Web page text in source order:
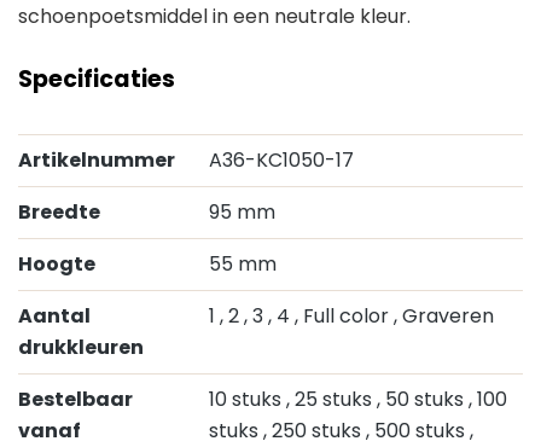
schoenpoetsmiddel in een neutrale kleur.
Specificaties
Artikelnummer
A36-KC1050-17
Breedte
95 mm
Hoogte
55 mm
Aantal
drukkleuren
1 , 2, 3, 4 , Full color, Graveren
Bestelbaar
vanaf
10 stuks , 25 stuks , 50 stuks , 100
stuks , 250 stuks , 500 stuks ,